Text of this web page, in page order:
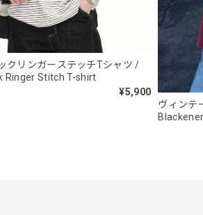
ボタンアクセント ポロシャツ / Button
ブラック/L
2026/05/21
クリンガーステッチTシャツ /
Ringer Stitch T-shirt
¥5,900
ヴィンテ